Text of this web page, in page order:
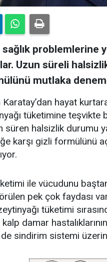
problemlerine
Uzun süreli
mutlaka
Karatay’dan hayat
tüketimine teşvikte
süren halsizlik durumu
karşı gizli formülünü
ile vücudunu
pek çok faydası
tüketimi
damar
sindirim sistemi